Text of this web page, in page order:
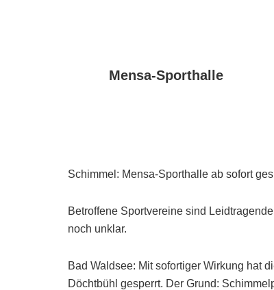
Mensa-Sporthalle
Schimmel: Mensa-Sporthalle ab sofort
Betroffene Sportvereine sind
noch unklar.
Bad Waldsee: Mit sofortiger Wirkung hat
Döchtbühl gesperrt. Der Grund: